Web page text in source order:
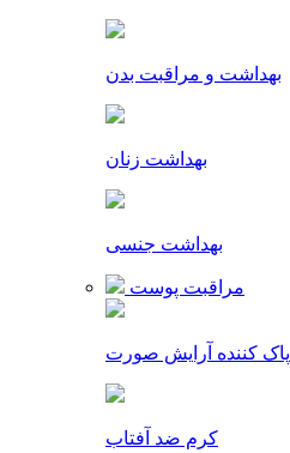
بهداشت و مراقبت بدن
بهداشت زنان
بهداشت جنسی
مراقبت پوست
پاک کننده آرایش صورت
کرم ضد آفتاب